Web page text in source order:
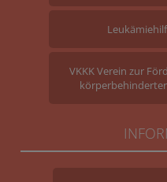
VKKK Verein zur